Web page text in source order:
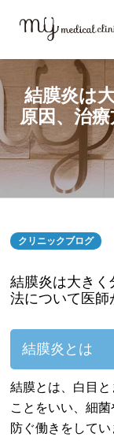
状や原因、治療方法に
結膜炎は
原因、治
クリニックブログ
結膜炎は大き
法について医師
結膜炎とは
結膜とは、白目
ことをいい、細
防ぐ働きをして